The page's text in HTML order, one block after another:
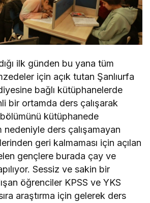
ilk günden bu yana tüm
için açık tutan Şanlıurfa
bağlı kütüphanelerde
bir ortamda ders çalışarak
kütüphanede
ders çalışamayan
geri kalmaması için açılan
gençlere burada çay ve
Sessiz ve sakin bir
öğrenciler KPSS ve YKS
sıra araştırma için gelerek ders